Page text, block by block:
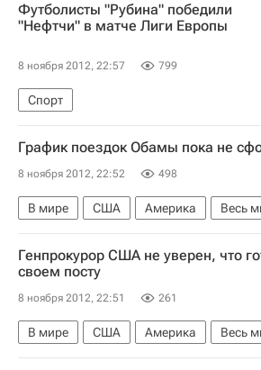
Ливерпуль
Ласина Траоре
Футболисты "Рубина" победили
"Нефтчи" в матче Лиги Европы
8 ноября 2012, 22:57 799
Спорт
График поездок Обамы пока не
8 ноября 2012, 22:52 498
В мире США Америка
Весь
Северная Америка
Виктория
Майкл Макфол
Барак Обама
Государственный департамент США
Правительство США
Генпрокурор США не уверен, что
своем посту
8 ноября 2012, 22:51 261
В мире США Америка
Весь
Северная Америка
Барак Обама